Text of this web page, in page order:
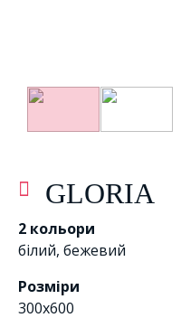
GLORIA
2 кольори
білий, бежевий
Розміри
300x600